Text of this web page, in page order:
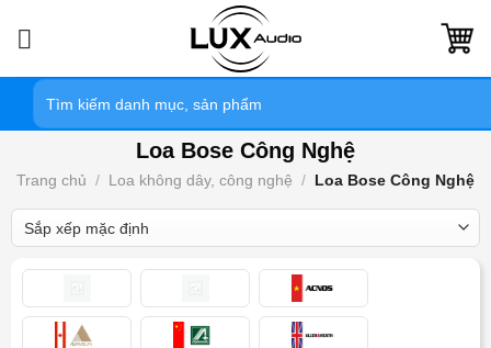
Tìm
kiếm:
Loa Bose Công Nghệ
Trang chủ / Loa không dây, công nghệ / Loa Bose Công Nghệ